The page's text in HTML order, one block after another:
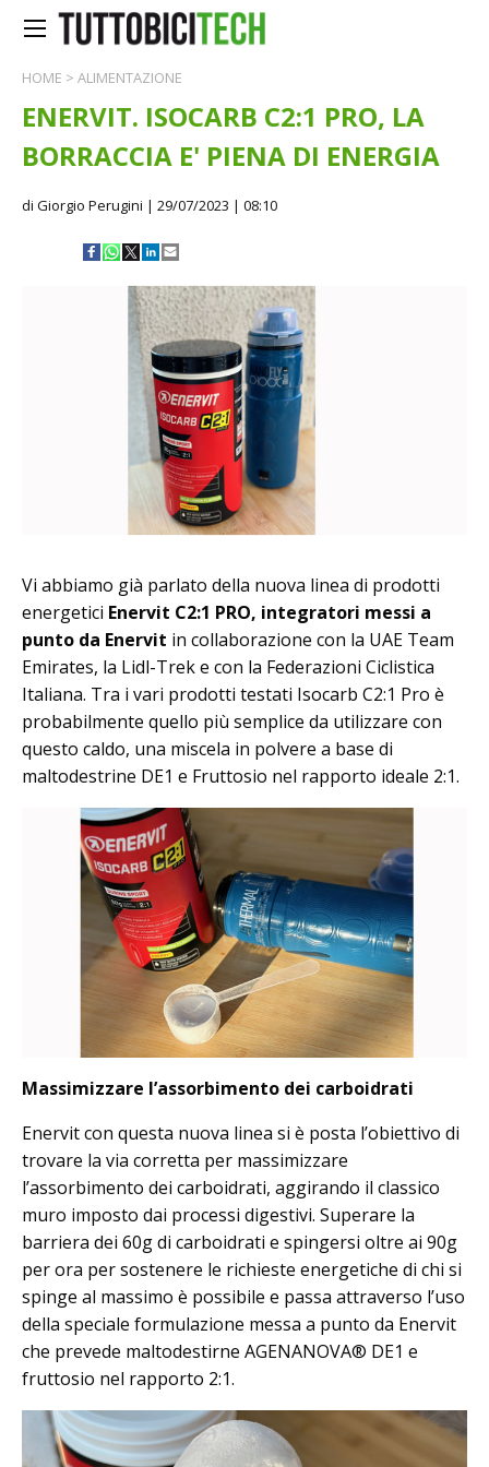
HOME > ALIMENTAZIONE
ENERVIT. ISOCARB C2:1 PRO, LA
BORRACCIA E' PIENA DI ENERGIA
di Giorgio Perugini | 29/07/2023 | 08:10
Vi abbiamo già parlato della nuova linea di prodotti
energetici Enervit C2:1 PRO, integratori messi a
punto da Enervit in collaborazione con la UAE Team
Emirates, la Lidl-Trek e con la Federazioni Ciclistica
Italiana. Tra i vari prodotti testati Isocarb C2:1 Pro è
probabilmente quello più semplice da utilizzare con
questo caldo, una miscela in polvere a base di
maltodestrine DE1 e Fruttosio nel rapporto ideale 2:1.
Massimizzare l’assorbimento dei carboidrati
Enervit con questa nuova linea si è posta l’obiettivo di
trovare la via corretta per massimizzare
l’assorbimento dei carboidrati, aggirando il classico
muro imposto dai processi digestivi. Superare la
barriera dei 60g di carboidrati e spingersi oltre ai 90g
per ora per sostenere le richieste energetiche di chi si
spinge al massimo è possibile e passa attraverso l’uso
della speciale formulazione messa a punto da Enervit
che prevede maltodestirne AGENANOVA® DE1 e
fruttosio nel rapporto 2:1.